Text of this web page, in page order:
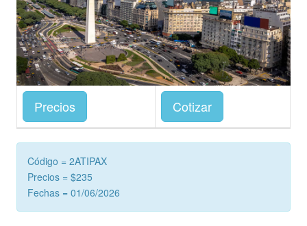
Precios Cotizar
Código = 2ATIPAX
Precios = $235
Fechas = 01/06/2026